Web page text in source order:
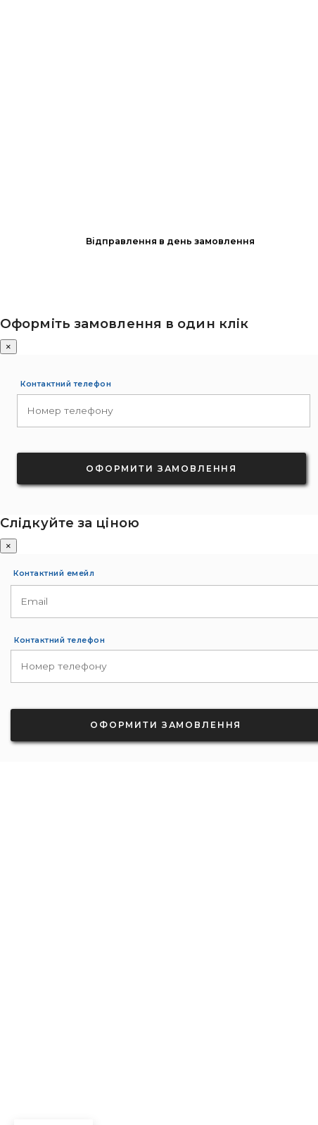
Відправлення в день замовлення
Оформіть замовлення в один клік
×
Контактний телефон
Слідкуйте за ціною
×
Контактний емейл
Контактний телефон